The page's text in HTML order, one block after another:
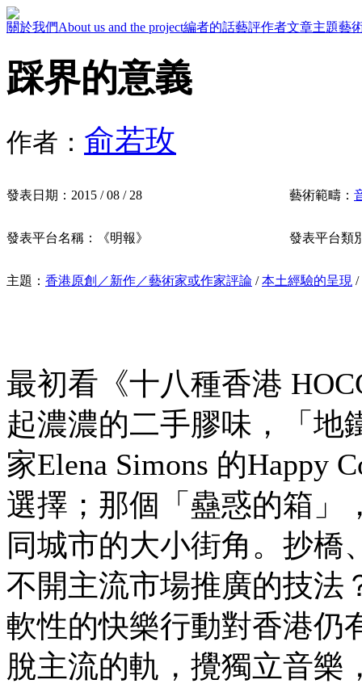
關於我們About us and the project編者的話藝評作者文章主題藝
踩界的意義
作者： 俞若玫
發表日期： 2015 / 08 / 28 藝術範疇：
發表平台名稱： 《明報》 發表平台類
主題： 香港原創／新作／藝術家或作家評論 /本土經驗的呈現 /
最初看《十八種香港
起濃濃的二手膠味，「地
家Elena Simons 的Happy
選擇；那個「蠱惑的箱」
同城市的大小街角。抄
不開主流市場推廣的技法
軟性的快樂行動對香港仍
脫主流的軌，攪獨立音樂